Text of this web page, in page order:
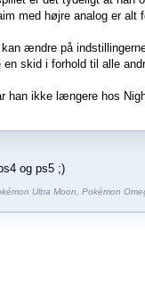
med højre analog er alt
ændre på
skid i forhold til alle
han ikke længere hos
og ps5 ;)
Ultra Moon Pokémon